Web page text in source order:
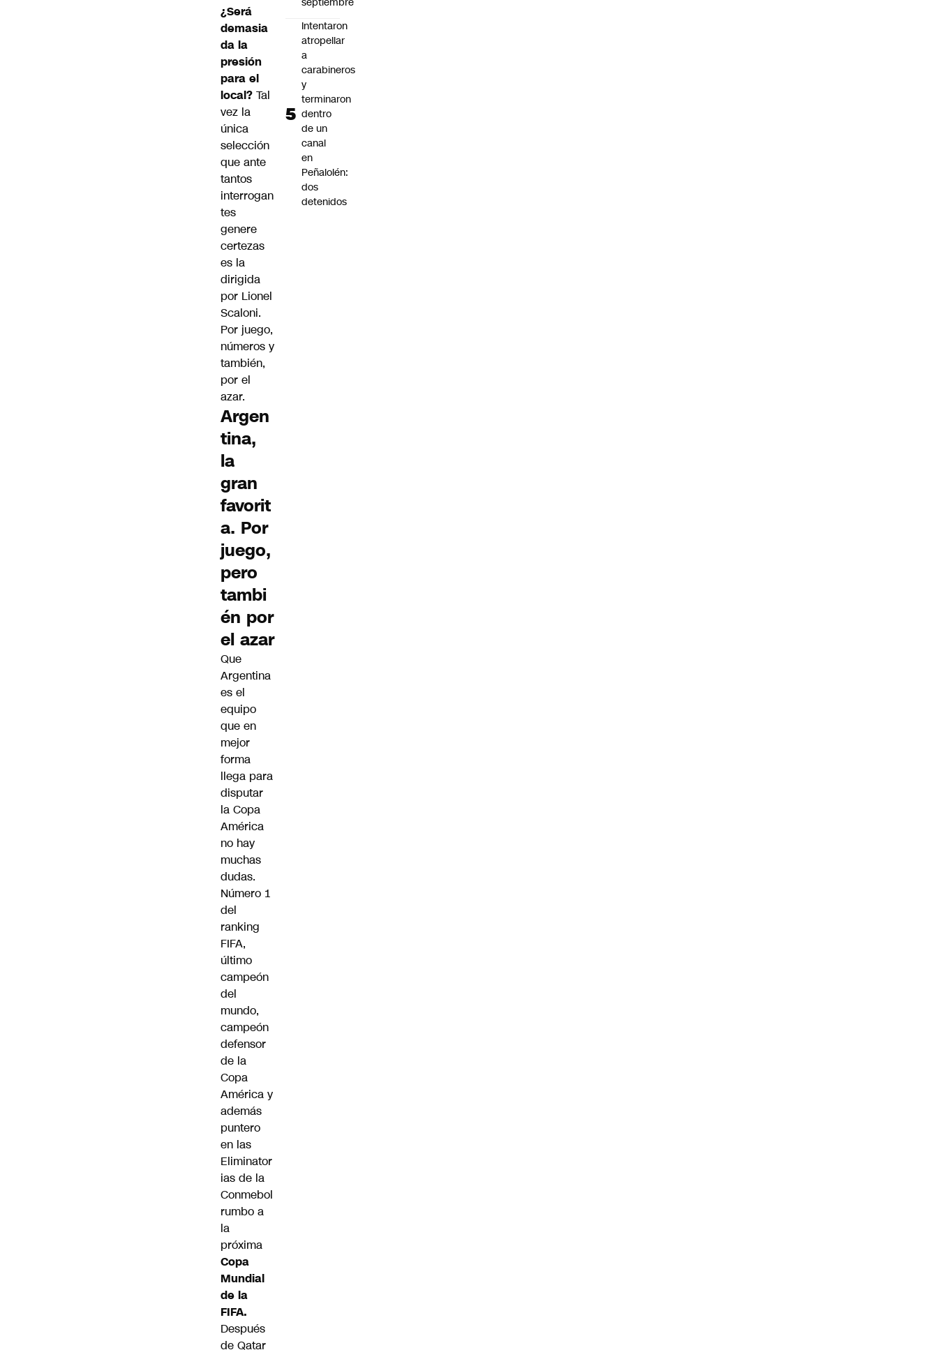
¿Será
demasia
da la
presión
para el
local? Tal
vez la
única
selección
que ante
tantos
interrogan
tes
genere
certezas
es la
dirigida
por Lionel
Scaloni.
Por juego,
números y
también,
por el
azar.
Argen
tina,
la
gran
favorit
a. Por
juego,
pero
tambi
én por
el azar
Que
Argentina
es el
equipo
que en
mejor
forma
llega para
disputar
la Copa
América
no hay
muchas
dudas.
Número 1
del
ranking
FIFA,
último
campeón
del
mundo,
campeón
defensor
de la
Copa
América y
además
puntero
en las
Eliminator
ias de la
Conmebol
rumbo a
la
próxima
Copa
Mundial
de la
FIFA.
Después
de Qatar
Intentaron
atropellar
a
carabineros
y
terminaron
dentro
de un
canal
en
Peñalolén:
dos
detenidos